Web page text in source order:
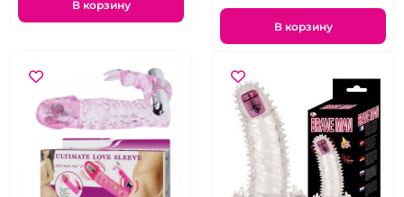
В корзину
В корзину